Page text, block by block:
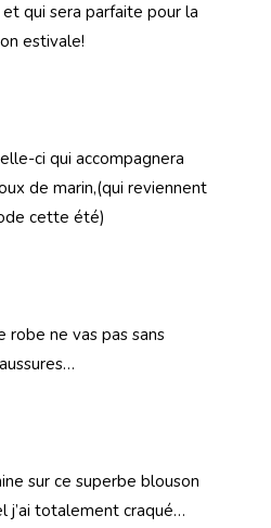
qui sera parfaite pour la
estivale!
ci qui accompagnera
de marin,(qui reviennent
cette été)
robe ne vas pas sans
sur ce superbe blouson
j’ai totalement craqué…